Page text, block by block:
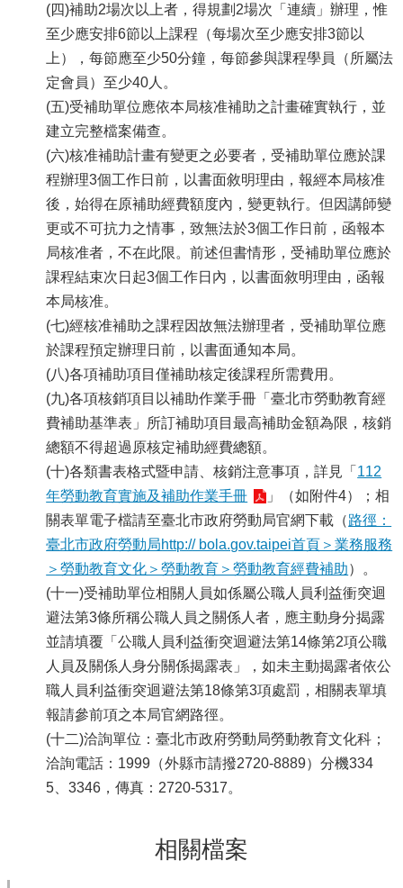
(四)補助2場次以上者，得規劃2場次「連續」辦理，惟
至少應安排6節以上課程（每場次至少應安排3節以
上），每節應至少50分鐘，每節參與課程學員（所屬法
定會員）至少40人。
(五)受補助單位應依本局核准補助之計畫確實執行，並
建立完整檔案備查。
(六)核准補助計畫有變更之必要者，受補助單位應於課
程辦理3個工作日前，以書面敘明理由，報經本局核准
後，始得在原補助經費額度內，變更執行。但因講師變
更或不可抗力之情事，致無法於3個工作日前，函報本
局核准者，不在此限。前述但書情形，受補助單位應於
課程結束次日起3個工作日內，以書面敘明理由，函報
本局核准。
(七)經核准補助之課程因故無法辦理者，受補助單位應
於課程預定辦理日前，以書面通知本局。
(八)各項補助項目僅補助核定後課程所需費用。
(九)各項核銷項目以補助作業手冊「臺北市勞動教育經
費補助基準表」所訂補助項目最高補助金額為限，核銷
總額不得超過原核定補助經費總額。
(十)各類書表格式暨申請、核銷注意事項，詳見「 112
年勞動教育實施及補助作業手冊
」（如附件4）；相
關表單電子檔請至臺北市政府勞動局官網下載（路徑：
臺北市政府勞動局http:// bola.gov.taipei首頁＞業務服務
＞勞動教育文化＞勞動教育＞勞動教育經費補助）。
(十一)受補助單位相關人員如係屬公職人員利益衝突迴
避法第3條所稱公職人員之關係人者，應主動身分揭露
並請填覆「公職人員利益衝突迴避法第14條第2項公職
人員及關係人身分關係揭露表」，如未主動揭露者依公
職人員利益衝突迴避法第18條第3項處罰，相關表單填
報請參前項之本局官網路徑。
(十二)洽詢單位：臺北市政府勞動局勞動教育文化科；
洽詢電話：1999（外縣市請撥2720-8889）分機334
5、3346，傳真：2720-5317。
相關檔案